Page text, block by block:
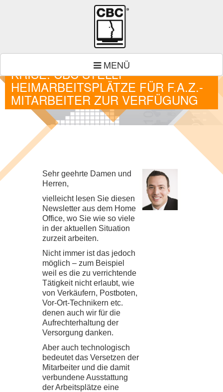
MENÜ
IT-SUPPORT IN DER CORONA-
KRISE: CBC STELLT
HEIMARBEITSPLÄTZE FÜR F.A.Z.-
MITARBEITER ZUR VERFÜGUNG
Sehr geehrte Damen und
Herren,
vielleicht lesen Sie diesen
Newsletter aus dem Home
Office, wo Sie wie so viele
in der aktuellen Situation
zurzeit arbeiten.
Nicht immer ist das jedoch
möglich – zum Beispiel
weil es die zu verrichtende
Tätigkeit nicht erlaubt, wie
von Verkäufern, Postboten,
Vor-Ort-Technikern etc.
denen auch wir für die
Aufrechterhaltung der
Versorgung danken.
Aber auch technologisch
bedeutet das Versetzen der
Mitarbeiter und die damit
verbundene Ausstattung
der Arbeitsplätze eine